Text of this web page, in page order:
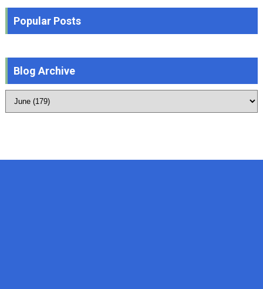
Popular Posts
Blog Archive